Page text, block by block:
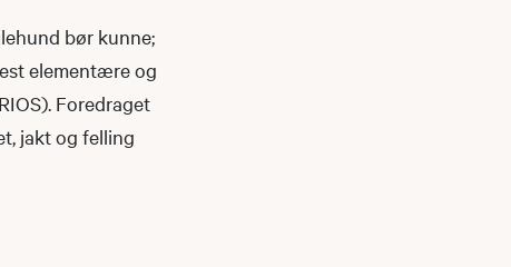
bør kunne;
elementære og
Foredraget
jakt og felling